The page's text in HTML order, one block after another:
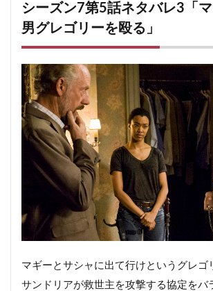
シーズン7第5話ネタバレ3「
男グレゴリーを殴る」
マギーとサシャに出て行けというグレゴ
サンドリアが救世主を攻撃する協定をバ